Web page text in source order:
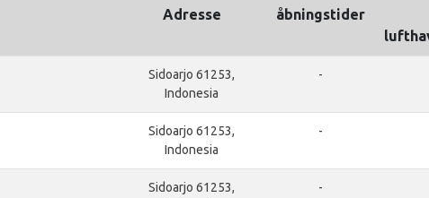
Adresse åbningstider
Sidoarjo 61253,
Indonesia
-
Sidoarjo 61253,
Indonesia
-
Sidoarjo 61253,
-